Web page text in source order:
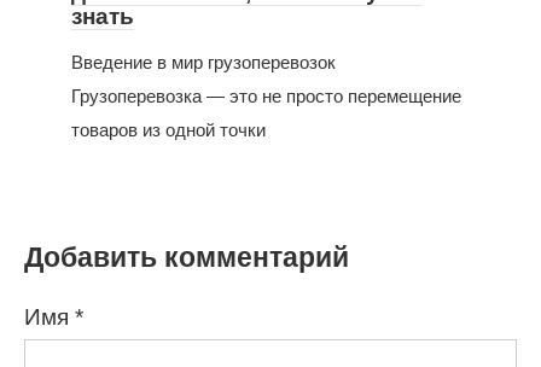
знать
Введение в мир грузоперевозок
Грузоперевозка — это не просто перемещение
товаров из одной точки
Добавить комментарий
Имя *